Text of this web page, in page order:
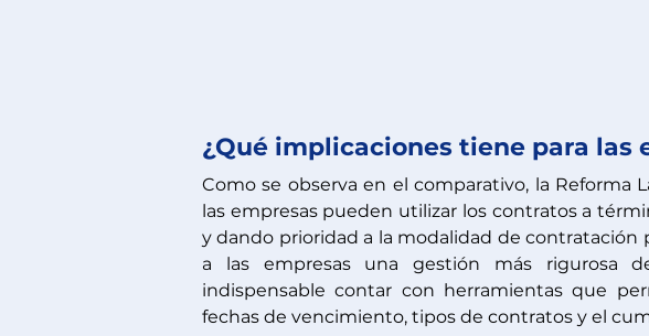
¿Qué implicaciones tiene para las
Como se observa en el comparativo, la Reforma
las empresas pueden utilizar los contratos a
y dando prioridad a la modalidad de
a las empresas una gestión más rigurosa
indispensable contar con herramientas que
fechas de vencimiento, tipos de contratos y el